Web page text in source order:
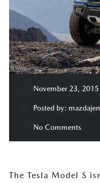
November 23, 2015
Posted by:
No Comments
The Tesla Model S